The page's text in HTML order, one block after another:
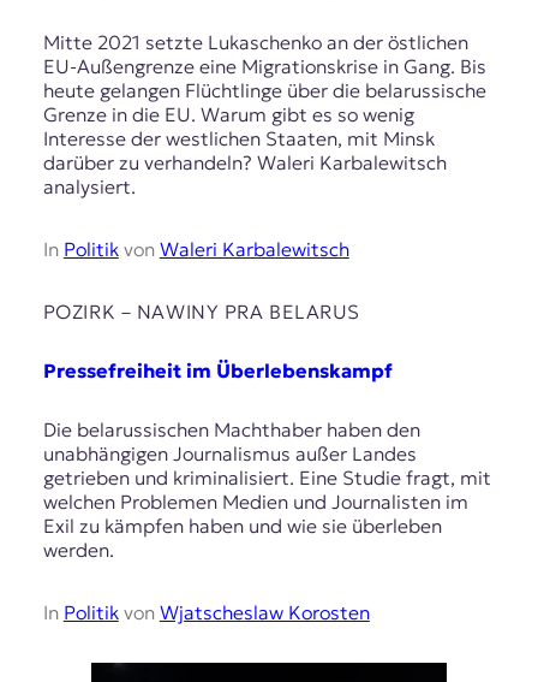
Mitte 2021 setzte Lukaschenko an der östlichen
EU-Außengrenze eine Migrationskrise in Gang. Bis
heute gelangen Flüchtlinge über die belarussische
Grenze in die EU. Warum gibt es so wenig
Interesse der westlichen Staaten, mit Minsk
darüber zu verhandeln? Waleri Karbalewitsch
analysiert.
In Politikvon Waleri Karbalewitsch
POZIRK – NAWІNY PRA BELARUS
Pressefreiheit im Überlebenskampf
Die belarussischen Machthaber haben den
unabhängigen Journalismus außer Landes
getrieben und kriminalisiert. Eine Studie fragt, mit
welchen Problemen Medien und Journalisten im
Exil zu kämpfen haben und wie sie überleben
werden.
In Politikvon Wjatscheslaw Korosten